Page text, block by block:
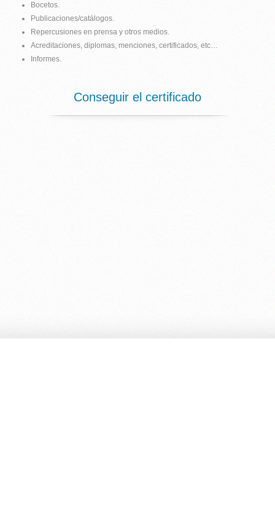
Bocetos.
Publicaciones/catálogos.
Repercusiones en prensa y otros medios.
Acreditaciones, diplomas, menciones, certificados, etc…
Informes.
Conseguir el certificado